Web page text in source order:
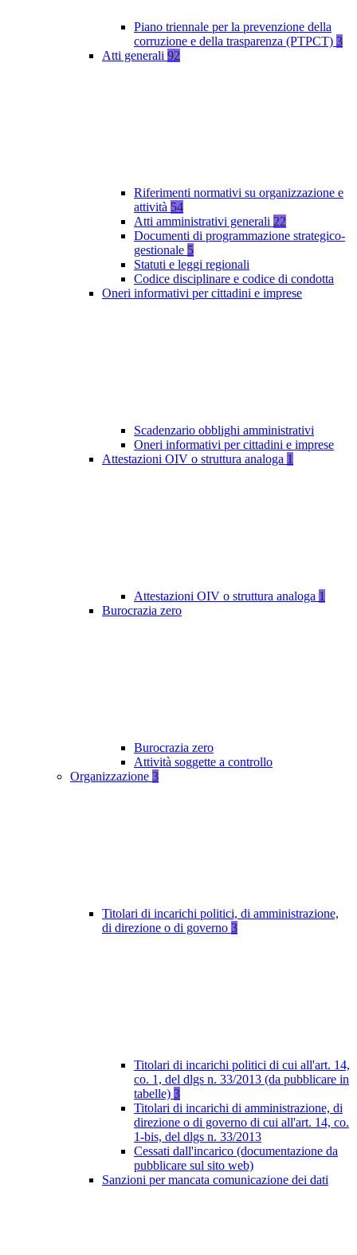
Piano triennale per la prevenzione della
corruzione e della trasparenza (PTPCT) 3
Atti generali 92
Riferimenti normativi su organizzazione e
attività 54
Atti amministrativi generali 22
Documenti di programmazione strategico-
gestionale 5
Statuti e leggi regionali
Codice disciplinare e codice di condotta
Oneri informativi per cittadini e imprese
Scadenzario obblighi amministrativi
Oneri informativi per cittadini e imprese
Attestazioni OIV o struttura analoga 1
Attestazioni OIV o struttura analoga 1
Burocrazia zero
Burocrazia zero
Attività soggette a controllo
Organizzazione 3
Titolari di incarichi politici, di amministrazione,
di direzione o di governo 3
Titolari di incarichi politici di cui all'art. 14,
co. 1, del dlgs n. 33/2013 (da pubblicare in
tabelle) 3
Titolari di incarichi di amministrazione, di
direzione o di governo di cui all'art. 14, co.
1-bis, del dlgs n. 33/2013
Cessati dall'incarico (documentazione da
pubblicare sul sito web)
Sanzioni per mancata comunicazione dei dati